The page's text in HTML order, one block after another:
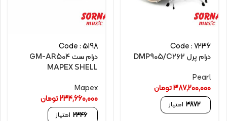
Code : 7236
درام پرل DMP905/C262
Pearl
387,200,000تومان
3872 امتیاز
Code : 5198
درام ست GM-AR504
MAPEX SHELL
Mapex
234,660,000تومان
2346 امتیاز